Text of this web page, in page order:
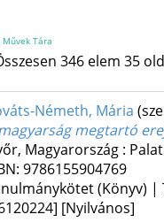
Tára
346 elem 35
Németh, Mária
megtartó
Magyarország :
9786155904769
(Könyv) |
[Nyilvános]